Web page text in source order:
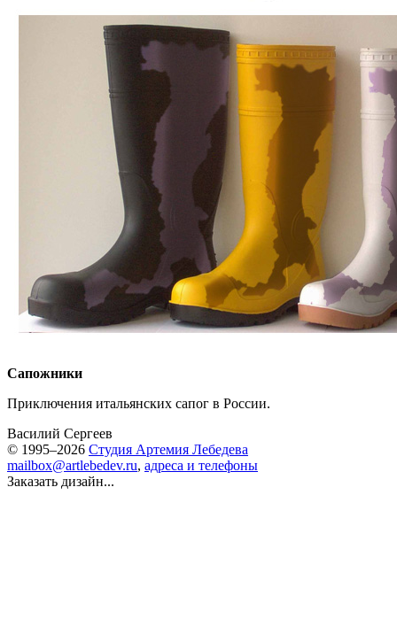
Сапожники
Приключения итальянских сапог в России.
Василий Сергеев
© 1995–2026 Студия Артемия Лебедева
mailbox@artlebedev.ru, адреса и телефоны
Заказать дизайн...